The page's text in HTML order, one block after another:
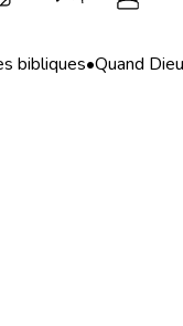
bibliques•Quand